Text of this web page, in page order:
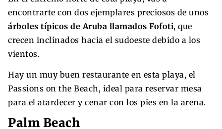
encontrarte con dos ejemplares preciosos de unos
árboles típicos de Aruba llamados Fofoti, que
crecen inclinados hacia el sudoeste debido a los
vientos.
Hay un muy buen restaurante en esta playa, el
Passions on the Beach, ideal para reservar mesa
para el atardecer y cenar con los pies en la arena.
Palm Beach